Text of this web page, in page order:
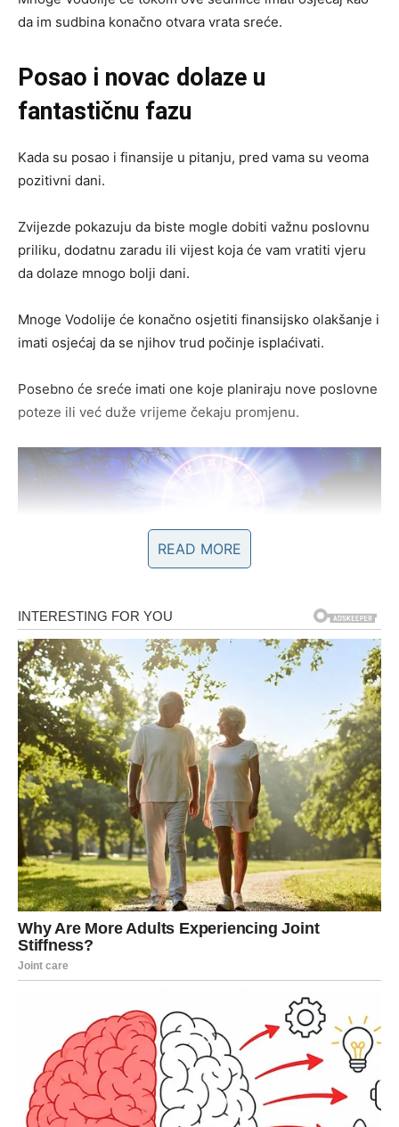
da im sudbina konačno otvara vrata sreće.
Posao i novac dolaze u
fantastičnu fazu
Kada su posao i finansije u pitanju, pred vama su veoma
pozitivni dani.
Zvijezde pokazuju da biste mogle dobiti važnu poslovnu
priliku, dodatnu zaradu ili vijest koja će vam vratiti vjeru
da dolaze mnogo bolji dani.
Mnoge Vodolije će konačno osjetiti finansijsko olakšanje i
imati osjećaj da se njihov trud počinje isplaćivati.
Posebno će sreće imati one koje planiraju nove poslovne
poteze ili već duže vrijeme čekaju promjenu.
Ljubav vam donosi emocije kakve
dugo niste osjetile
Na polju emocija očekuju vas veoma lijepi trenuci.
Ako ste dugo bile razočarane ili usamljene, sada dolazi
period tokom kojeg biste mogle upoznati osobu koja će
vam potpuno promijeniti pogled na ljubav.
Jedna poruka, susret ili razgovor mogli bi vam donijeti
osmijeh kakav dugo niste imale.
Vodolije koje su u vezi konačno će osjetiti više pažnje,
nježnosti i razumijevanja od partnera. Problemi koji su
vas ranije opterećivali polako ostaju iza vas.
Osjećaćete se jače i srećnije nego
ikada prije
READ MORE